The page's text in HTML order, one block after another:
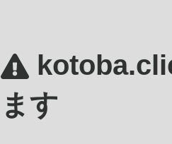
ます